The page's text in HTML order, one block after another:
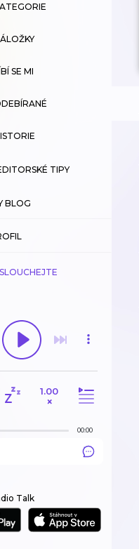
SE MI
TIPY
BLOG
1.00
×
00:00
Talk